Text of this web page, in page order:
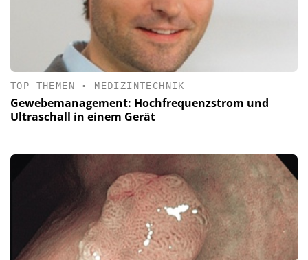
TOP-THEMEN • MEDIZINTECHNIK
Gewebemanagement: Hochfrequenzstrom und
Ultraschall in einem Gerät